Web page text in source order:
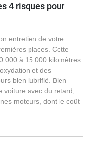
4 risques pour
entretien de votre
places. Cette
000 à 15 000 kilomètres.
et des
bien lubrifié. Bien
voiture avec du retard,
moteurs, dont le coût